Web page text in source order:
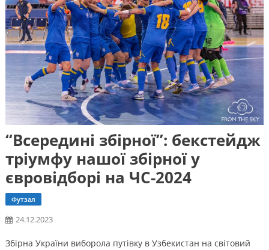
“Всередині збірної”: бекстейдж
тріумфу нашої збірної у
євровідборі на ЧС-2024
Футзал
24.12.2023
Збірна України виборола путівку в Узбекистан на світовий